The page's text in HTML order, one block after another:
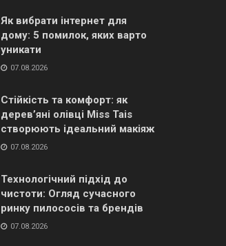
Як вибрати інтернет для
дому: 5 помилок, яких варто
уникати
07.08.2026
Стійкість та комфорт: як
дерев’яні олівці Miss Tais
створюють ідеальний макіяж
07.08.2026
Технологічний підхід до
чистоти: Огляд сучасного
ринку пилососів та брендів
07.08.2026